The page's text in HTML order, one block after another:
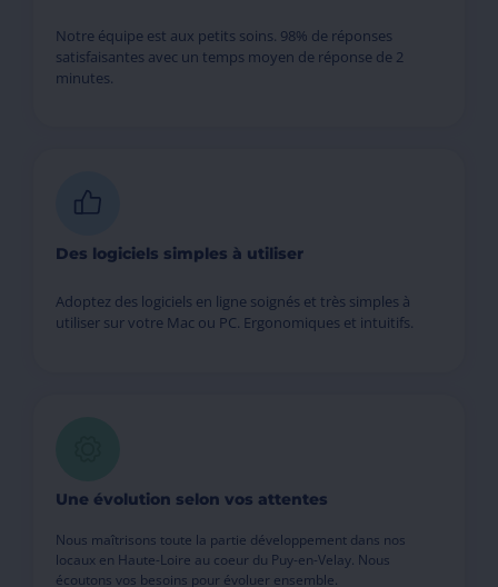
Notre équipe est aux petits soins. 98% de réponses
satisfaisantes avec un temps moyen de réponse de 2
minutes.
Des logiciels simples à utiliser
Adoptez des logiciels en ligne soignés et très simples à
utiliser sur votre Mac ou PC. Ergonomiques et intuitifs.
Une évolution selon vos attentes
Nous maîtrisons toute la partie développement dans nos
locaux en Haute-Loire au coeur du Puy-en-Velay. Nous
écoutons vos besoins pour évoluer ensemble.